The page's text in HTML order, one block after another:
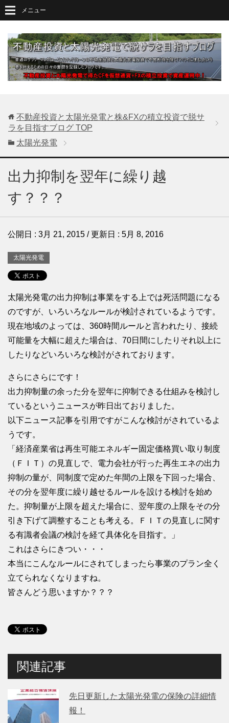
メニュー
不動産投資と太陽光発電と株&FXの積立投資で脱サ
ラを目指すブログ TOP
太陽光発電
出力抑制を翌年に繰り越
す？？？
公開日 : 3月 21, 2015 / 更新日 : 5月 8, 2016
太陽光発電
太陽光発電の出力抑制は事業をする上では死活問題になる
のですが、いろいろなルールが検討されているようです。
現在地域のよっては、360時間ルールと言われたり、接続
可能量を大幅に超えた場合は、70日間にしたりそれ以上に
したりなどいろいろな検討がされております。
さらにさらにです！
出力抑制量の余った分を翌年に抑制できる仕組みを検討し
ているというニュースが昨日出ておりました。
以下ニュース記事を引用ですがこんな検討がされているよ
うです。
「経済産業省は再生可能エネルギー固定価格買い取り制度
（ＦＩＴ）の見直しで、電力会社が行った再生エネの出力
抑制の量が、同制度で定めた年間の上限を下回った場合、
その分を翌年度に繰り越せるルールを設ける検討を始め
た。抑制量が上限を超えた場合に、翌年度の上限をその分
引き下げて調整することも考える。ＦＩＴの見直しに関す
る有識者会議の検討を経て具体化を目指す。」
これはさらにきつい・・・
本当にこんなルールにされてしまったら事業のプラン全く
立てられなくなりますね。
皆さんどう思いますか？？？
関連記事
先日更新した太陽光発電の保険の詳細情
報！